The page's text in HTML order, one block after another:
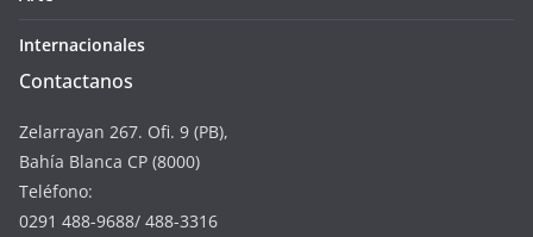
Internacionales
Contactanos
Zelarrayan 267. Ofi. 9 (PB),
Bahía Blanca CP (8000)
Teléfono:
0291 488-9688/ 488-3316